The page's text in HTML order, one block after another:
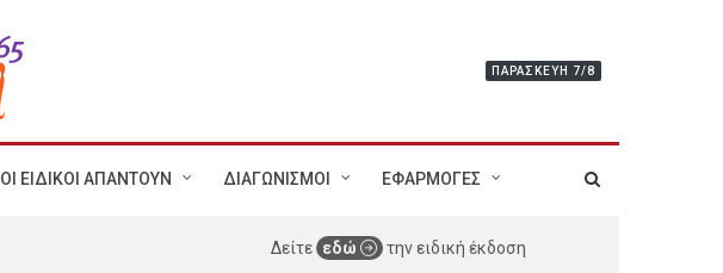
ΠΑΡΑΣΚΕΥΉ 7/8
ΟΙ ΕΙΔΙΚΟΙ ΑΠΑΝΤΟΥΝ ΔΙΑΓΩΝΙΣΜΟΙ ΕΦΑΡΜΟΓΕΣ
Δείτε εδώ την ειδική έκδοση